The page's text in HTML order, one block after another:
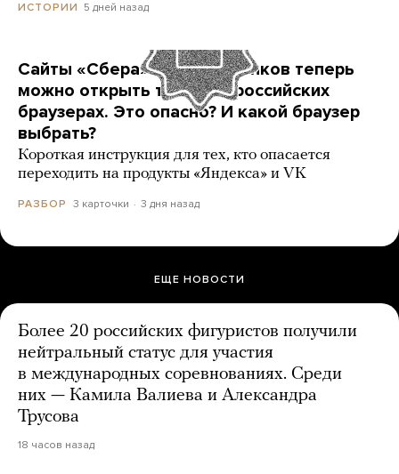
ИСТОРИИ 5 дней назад
Сайты «Сбера» и других банков теперь
можно открыть только в российских
браузерах. Это опасно? И какой браузер
выбрать?
Короткая инструкция для тех, кто опасается
переходить на продукты «Яндекса» и VK
РАЗБОР 3 карточки 3 дня назад
ЕЩЕ НОВОСТИ
Более 20 российских фигуристов получили
нейтральный статус для участия
в международных соревнованиях. Среди
них — Камила Валиева и Александра
Трусова
18 часов назад